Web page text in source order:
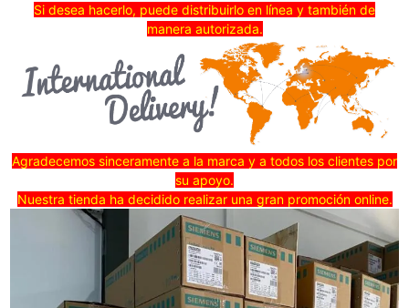
Si desea hacerlo, puede distribuirlo en línea y también de
manera autorizada.
Agradecemos sinceramente a la marca y a todos los clientes por
su apoyo.
Nuestra tienda ha decidido realizar una gran promoción online.